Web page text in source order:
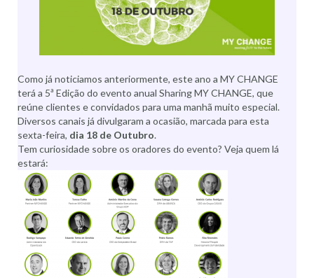
Como já noticiamos anteriormente, este ano a MY CHANGE
terá a 5ª Edição do evento anual Sharing MY CHANGE, que
reúne clientes e convidados para uma manhã muito especial.
Diversos canais já divulgaram a ocasião, marcada para esta
sexta-feira, dia 18 de Outubro.
Tem curiosidade sobre os oradores do evento? Veja quem lá
estará: